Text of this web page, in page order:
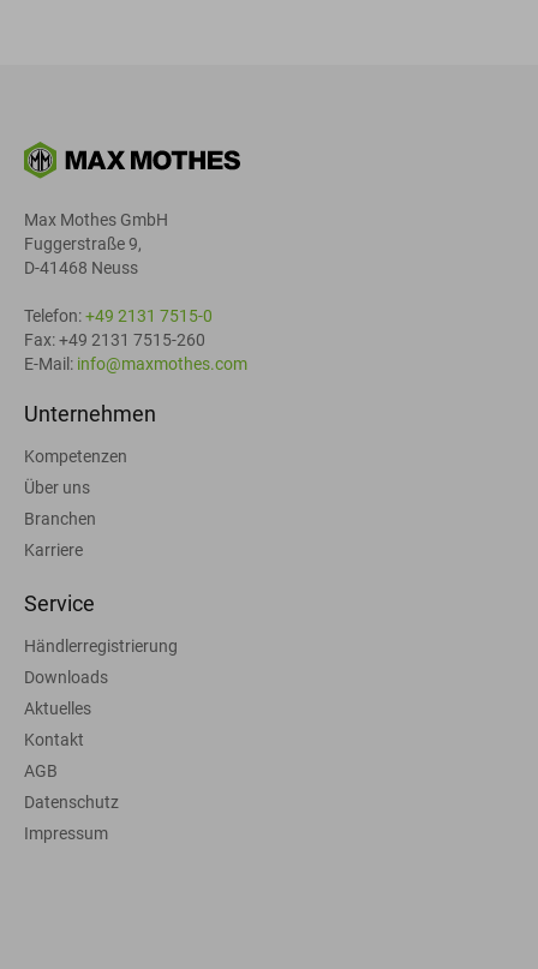
Max Mothes GmbH
Fuggerstraße 9,
D-41468 Neuss
Telefon:+49 2131 7515-0
Fax: +49 2131 7515-260
E-Mail: info@maxmothes.com
Unternehmen
Kompetenzen
Über uns
Branchen
Karriere
Service
Händlerregistrierung
Downloads
Aktuelles
Kontakt
AGB
Datenschutz
Impressum